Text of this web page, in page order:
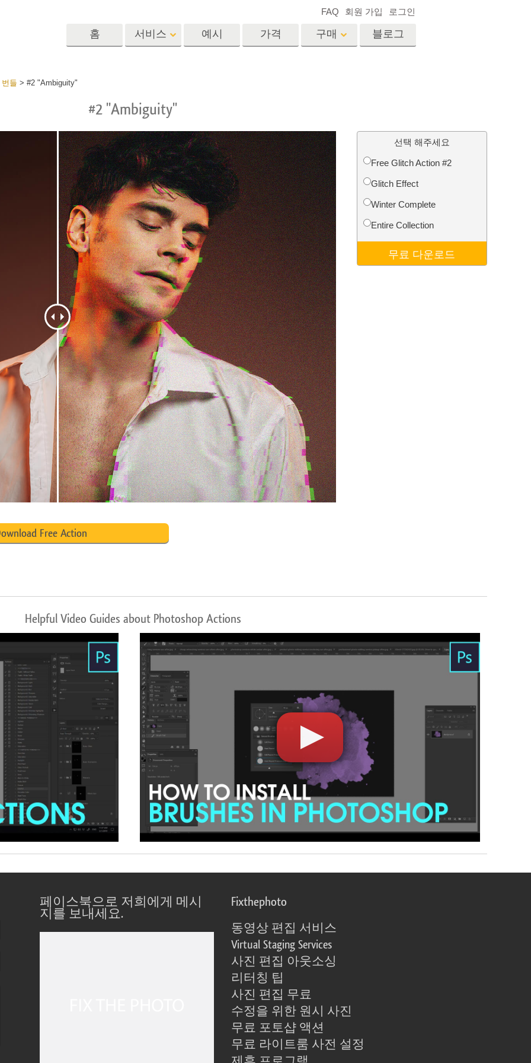
홈 서비스
AI로 생성된 의류 모델 이미지 조작 서비스 사진 서비스
주얼리 리터칭 서비스 AI 훈련 데이터 Video Editing Services
예시 가격 구매
포토샵 액션
포토샵 오버레이
포토샵 텍스처
Ps Actions 전체 컬렉션
Ps 오버레이 전체 컬렉
션
발렌타인 데이 카드
결혼식 초대장
어린이 생일 초대장
블로그
FAQ 회원 가입 로그인
들 > #2 "Ambiguity"
#2 "Ambiguity"
선택 해주세요
Free Glitch Action #2
Glitch Effect
Winter Complete
Entire Collection
무료 다운로드
Free Action
Helpful Video Guides about Photoshop Actions
페이스북으로 저희에게 메시
지를 보내세요.
Fixthephoto
동영상 편집 서비스
Virtual Staging Services
사진 편집 아웃소싱
리터칭 팁
사진 편집 무료
수정을 위한 원시 사진
무료 포토샵 액션
무료 라이트룸 사전 설정